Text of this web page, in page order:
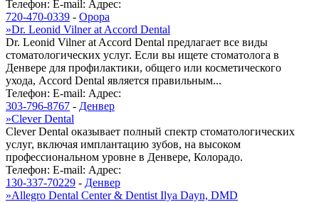
Телефон: E-mail: Адрес:
720-470-0339 - Орора
»Dr. Leonid Vilner at Accord Dental
Dr. Leonid Vilner at Accord Dental предлагает все виды
стоматологических услуг. Если вы ищете стоматолога в
Денвере для профилактики, общего или косметического
ухода, Accord Dental является правильным...
Телефон: E-mail: Адрес:
303-796-8767 - Денвер
»Clever Dental
Clever Dental оказывает полный спектр стоматологических
услуг, включая имплантацию зубов, на высоком
профессиональном уровне в Денвере, Колорадо.
Телефон: E-mail: Адрес:
130-337-70229 - Денвер
»Allegro Dental Center & Dentist Ilya Dayn, DMD